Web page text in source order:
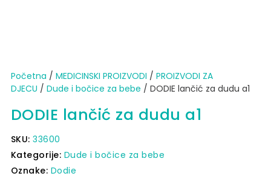
Početna / MEDICINSKI PROIZVODI / PROIZVODI ZA
DJECU / Dude i bočice za bebe / DODIE lančić za dudu a1
DODIE lančić za dudu a1
SKU:33600
Kategorije: Dude i bočice za bebe
Oznake: Dodie